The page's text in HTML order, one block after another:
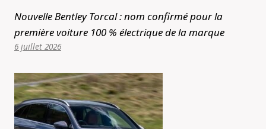
Nouvelle Bentley Torcal : nom confirmé pour la
première voiture 100 % électrique de la marque
6 juillet 2026